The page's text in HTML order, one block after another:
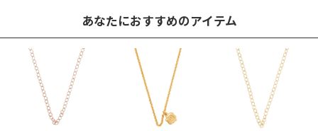
あなたにおすすめのアイテム